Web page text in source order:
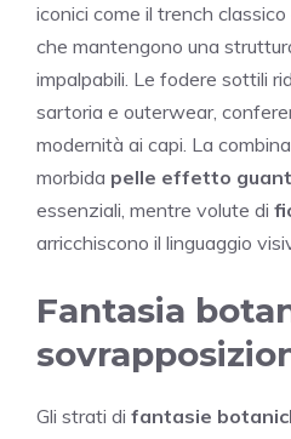
iconici come il trench
che mantengono una
impalpabili. Le fodere sottili
sartoria e outerwear,
modernità ai capi. La
morbida pelle effetto
essenziali, mentre volute di
arricchiscono il linguaggio
Fantasia
Gli strati di fantasie